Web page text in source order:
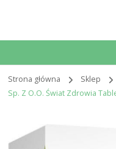
Strona główna Sklep
Sp. Z O.O. Świat Zdrowia